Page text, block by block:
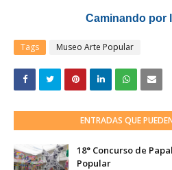
Caminando por
Tags Museo Arte Popular
ENTRADAS QUE
18° Concurso de
Popular